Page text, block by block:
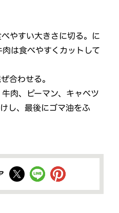
やすい大きさに切る。に
は食べやすくカットして
合わせる。
肉、ピーマン、キャベツ
し、最後にゴマ油をふ